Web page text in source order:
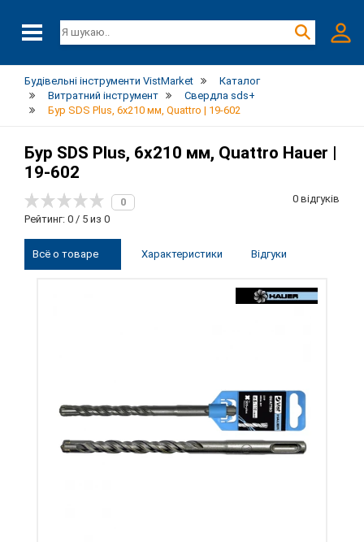
Будівельні інструменти VistMarket
Каталог
Витратний інструмент
Свердла sds+
Бур SDS Plus, 6x210 мм, Quattro | 19-602
Бур SDS Plus, 6x210 мм, Quattro Hauer |
19-602
0
Рейтинг: 0 / 5 из 0
0 відгуків
Всё о товаре Характеристики Відгуки